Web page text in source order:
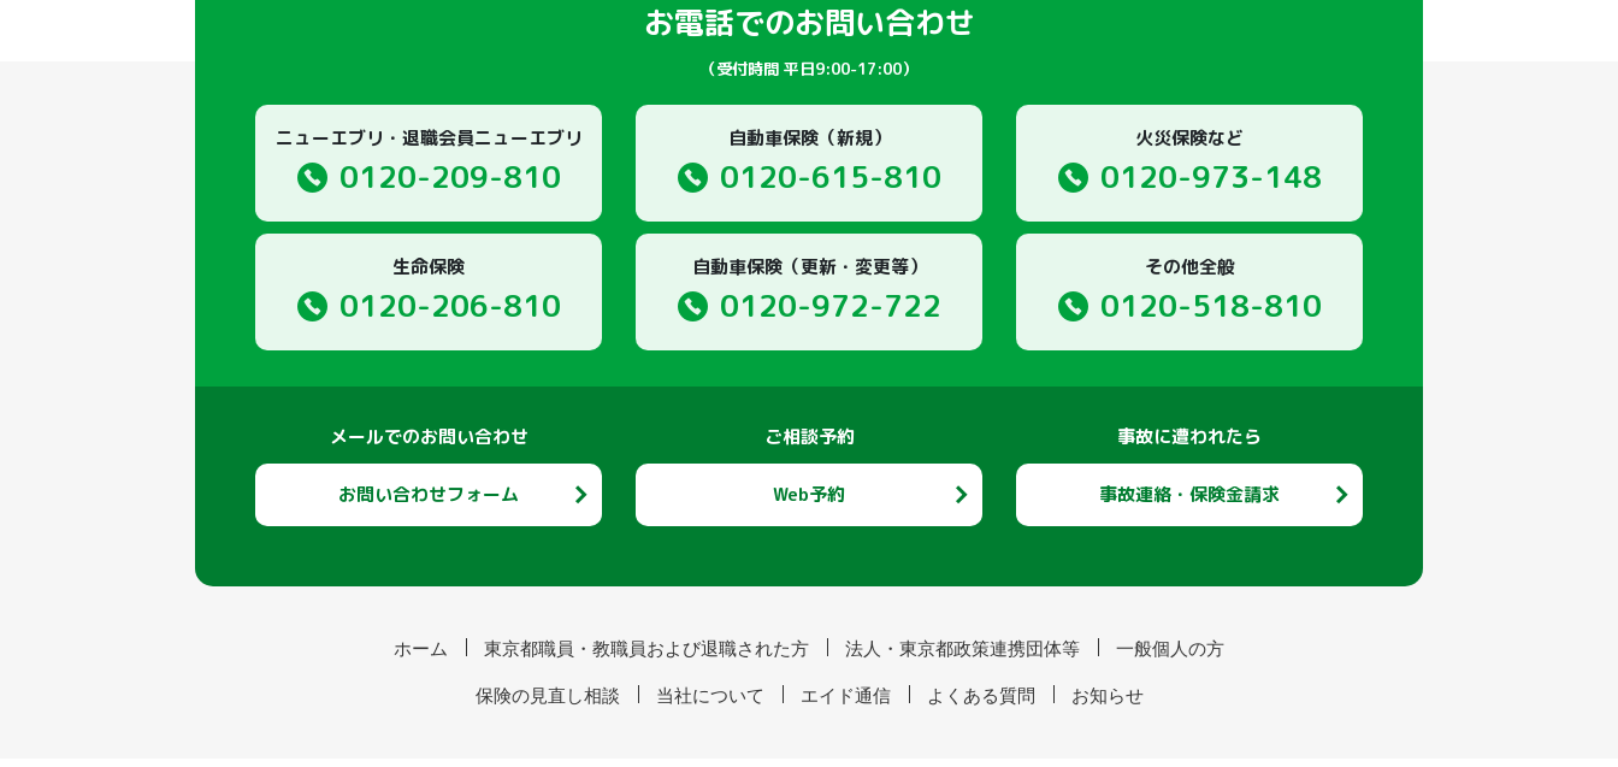
お電話でのお問い合わせ
（受付時間 平日9:00-17:00）
ニューエブリ・退職会員ニューエブリ
0120-209-810
自動車保険（新規）
0120-615-810
火災保険など
0120-973-148
生命保険
0120-206-810
自動車保険（更新・変更等）
0120-972-722
その他全般
0120-518-810
メールでのお問い合わせ
お問い合わせフォーム
ご相談予約
Web予約
事故に遭われたら
事故連絡・保険金請求
ホーム 東京都職員・教職員および退職された方 法人・東京都政策連携団体等 一般個人の方
保険の見直し相談 当社について エイド通信 よくある質問 お知らせ